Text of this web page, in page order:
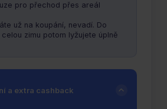
pro přechod přes areál
už na koupání, nevadí. Do
zimu potom lyžujete úplně
a extra cashback